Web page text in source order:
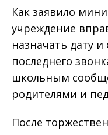
Как заявило
учреждение
назначать дату
последнего
школьным
родителями и
После